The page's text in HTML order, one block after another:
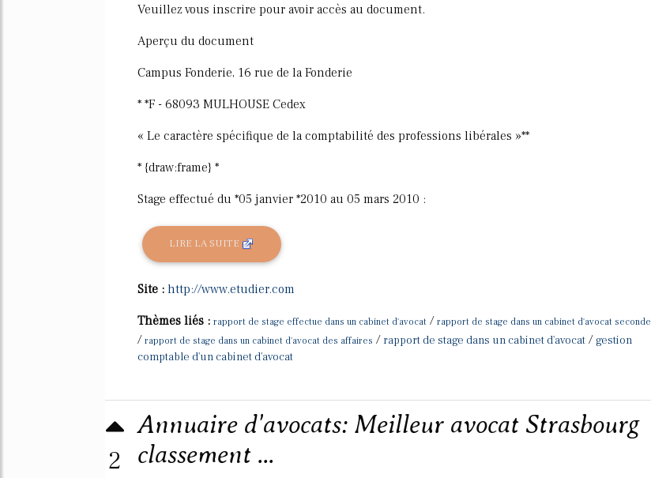
Veuillez vous inscrire pour avoir accès au document.
Aperçu du document
Campus Fonderie, 16 rue de la Fonderie
* *F - 68093 MULHOUSE Cedex
« Le caractère spécifique de la comptabilité des professions libérales »**
* {draw:frame} *
Stage effectué du *05 janvier *2010 au 05 mars 2010 :
LIRE LA SUITE
Site : http://www.etudier.com
Thèmes liés : rapport de stage effectue dans un cabinet d'avocat / rapport de stage dans un cabinet d'avocat seconde
/ rapport de stage dans un cabinet d'avocat des affaires / rapport de stage dans un cabinet d'avocat / gestion
comptable d'un cabinet d'avocat
2
Annuaire d'avocats: Meilleur avocat Strasbourg
classement ...